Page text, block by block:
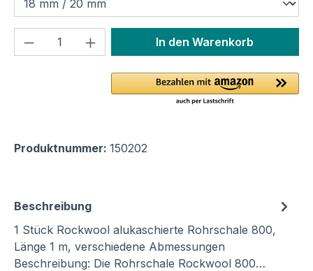
Produkt Anzahl: Gib denIn den Warenkorb
Produktnummer: 150202
Beschreibung
1 Stück Rockwool alukaschierte Rohrschale 800,
Länge 1 m, verschiedene Abmessungen
Beschreibung: Die Rohrschale Rockwool 800…